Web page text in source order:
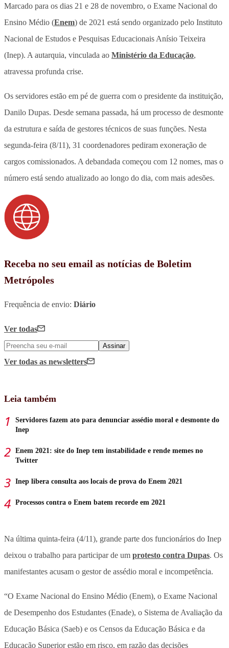
Marcado para os dias 21 e 28 de novembro, o Exame Nacional do
Ensino Médio (Enem) de 2021 está sendo organizado pelo Instituto
Nacional de Estudos e Pesquisas Educacionais Anísio Teixeira
(Inep). A autarquia, vinculada ao Ministério da Educação,
atravessa profunda crise.
Os servidores estão em pé de guerra com o presidente da instituição,
Danilo Dupas. Desde semana passada, há um processo de desmonte
da estrutura e saída de gestores técnicos de suas funções. Nesta
segunda-feira (8/11), 31 coordenadores pediram exoneração de
cargos comissionados. A debandada começou com 12 nomes, mas o
número está sendo atualizado ao longo do dia, com mais adesões.
Receba no seu email as notícias de Boletim
Metrópoles
Frequência de envio: Diário
Ver todas
Assinar
Ver todas as newsletters
Leia também
Servidores fazem ato para denunciar assédio moral e desmonte do
Inep
Enem 2021: site do Inep tem instabilidade e rende memes no
Twitter
Inep libera consulta aos locais de prova do Enem 2021
Processos contra o Enem batem recorde em 2021
Na última quinta-feira (4/11), grande parte dos funcionários do Inep
deixou o trabalho para participar de um protesto contra Dupas. Os
manifestantes acusam o gestor de assédio moral e incompetência.
“O Exame Nacional do Ensino Médio (Enem), o Exame Nacional
de Desempenho dos Estudantes (Enade), o Sistema de Avaliação da
Educação Básica (Saeb) e os Censos da Educação Básica e da
Educação Superior estão em risco, em razão das decisões